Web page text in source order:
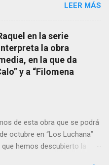
integro el articulo que
Ángel Arnaiz recogiendo
mano que le
(nieto de Filomena) y
mas del pueblo.
momento la ...
en CUARTO MILENIO En
con mejor resolución:
MILENIO - Filomena Arias.
LEER MÁS
en la serie
la obra
en la que da
y a “Filomena
de esta obra que se podrá
octubre en “Los Luchana”
hemos descubierto la